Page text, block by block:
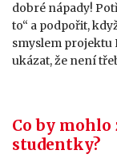
dobré nápady!
to“ a podpořit,
smyslem projektu
ukázat, že není
Co by
studentky?